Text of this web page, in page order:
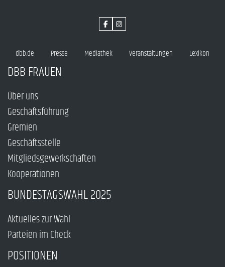
dbb.de Presse Mediathek Veranstaltungen Lexikon
DBB FRAUEN
Über uns
Geschäftsführung
Gremien
Geschäftsstelle
Mitgliedsgewerkschaften
Kooperationen
BUNDESTAGSWAHL 2025
Aktuelles zur Wahl
Parteien im Check
POSITIONEN